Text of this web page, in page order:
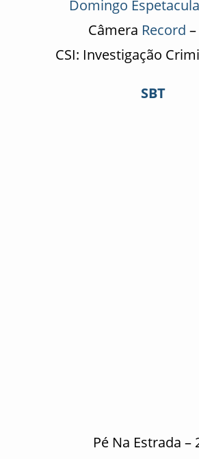
Domingo
Câmera Record
CSI: Investigação
SBT
Pé Na Estrada –